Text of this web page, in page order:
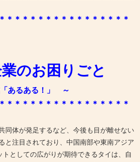
＊＊＊＊＊＊＊＊＊＊＊＊＊＊＊＊
のお困りごと
あるある！」 ～
＊＊＊＊＊＊＊＊＊＊＊＊＊＊＊＊
同体が発足するなど、今後も目が離せない
と注目されており、中国南部や東南アジア
としての広がりが期待できるタイは、自